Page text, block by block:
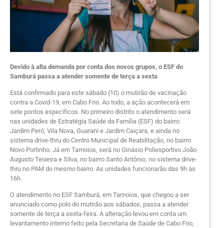
Devido à alta demanda por conta dos novos grupos, o ESF do
Samburá passa a atender somente de terça a sexta
Está confirmado para este sábado (10) o mutirão de vacinação
contra a Covid-19, em Cabo Frio. Ao todo, a ação acontecerá em
sete pontos específicos. No primeiro distrito o atendimento será
nas unidades de Estratégia Saúde da Família (ESF) do bairro
Jardim Peró, Vila Nova, Guarani e Jardim Caiçara, e ainda no
sistema drive-thru do Centro Municipal de Reabilitação, no bairro
Novo Portinho. Já em Tamoios, será no Ginásio Poliesportivo João
Augusto Teixeira e Silva, no bairro Santo Antônio, no sistema drive-
thru no PAM do mesmo bairro. As unidades funcionarão das 9h às
16h.
O atendimento no ESF Samburá, em Tamoios, que chegou a ser
anunciado como polo do mutirão aos sábados, passa a atender
somente de terça a sexta-feira. A alteração levou em conta um
levantamento interno feito pela Secretaria de Saúde de Cabo Frio,